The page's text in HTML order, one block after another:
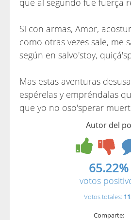
que al segundo fue fuerça
Si con armas, Amor,
como otras vezes sale, me
según en salvo'stoy,
Mas estas aventuras
espérelas y empréndalas
que yo no oso'sperar
Autor del
65.22%
votos
Votos totales:
Comparte: